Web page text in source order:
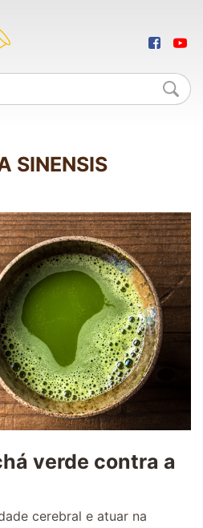
SINENSIS
verde contra a
cerebral e atuar na